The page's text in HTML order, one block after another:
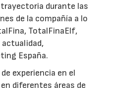
durante las
de la compañía a lo
TotalFinaElf,
actualidad,
España.
experiencia en el
diferentes áreas de